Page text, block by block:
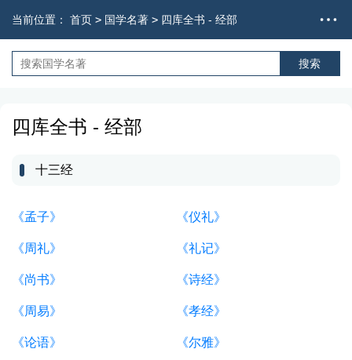
当前位置： 首页 > 国学名著 > 四库全书 - 经部
四库全书 - 经部
十三经
《孟子》 《仪礼》
《周礼》 《礼记》
《尚书》 《诗经》
《周易》 《孝经》
《论语》 《尔雅》